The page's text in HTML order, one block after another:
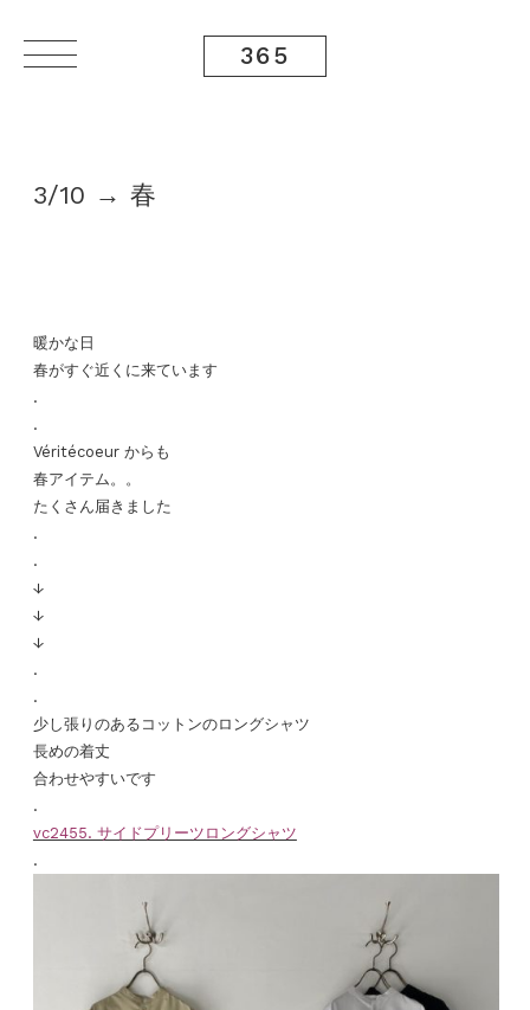
365
3/10 → 春
暖かな日
春がすぐ近くに来ています
.
.
Véritécoeur からも
春アイテム。。
たくさん届きました
.
.
↓
↓
↓
.
.
少し張りのあるコットンのロングシャツ
長めの着丈
合わせやすいです
.
vc2455. サイドプリーツロングシャツ
.